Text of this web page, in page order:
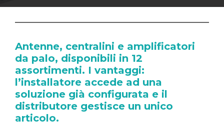
Antenne, centralini e amplificatori
da palo, disponibili in 12
assortimenti. I vantaggi:
l’installatore accede ad una
soluzione già configurata e il
distributore gestisce un unico
articolo.